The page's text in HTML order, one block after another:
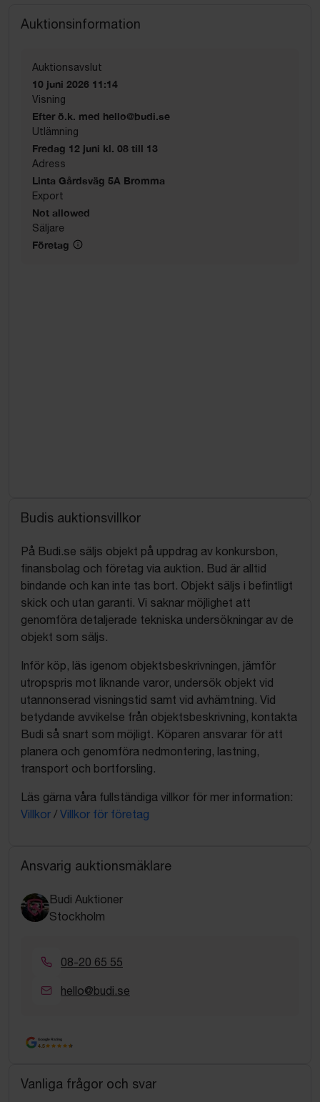
Auktionsinformation
Auktionsavslut
10 juni 2026 11:14
Visning
Efter ö.k. med hello@budi.se
Utlämning
Fredag 12 juni kl. 08 till 13
Adress
Linta Gårdsväg 5A Bromma
Export
Not allowed
Säljare
Företag
Budis auktionsvillkor
På Budi.se säljs objekt på uppdrag av konkursbon,
finansbolag och företag via auktion. Bud är alltid
bindande och kan inte tas bort. Objekt säljs i befintligt
skick och utan garanti. Vi saknar möjlighet att
genomföra detaljerade tekniska undersökningar av de
objekt som säljs.
Inför köp, läs igenom objektsbeskrivningen, jämför
utropspris mot liknande varor, undersök objekt vid
utannonserad visningstid samt vid avhämtning. Vid
betydande avvikelse från objektsbeskrivning, kontakta
Budi så snart som möjligt. Köparen ansvarar för att
planera och genomföra nedmontering, lastning,
transport och bortforsling.
Läs gärna våra fullständiga villkor för mer information:
Villkor / Villkor för företag
Ansvarig auktionsmäklare
Budi Auktioner
Stockholm
08-20 65 55
hello@budi.se
Google Rating
4.5
Vanliga frågor och svar